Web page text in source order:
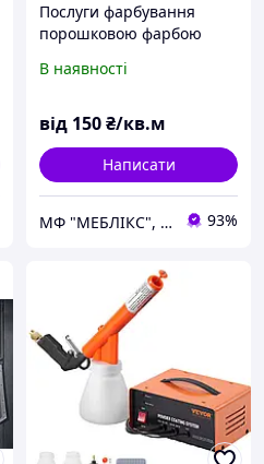
Послуги фарбування
порошковою фарбою
В наявності
від 150₴/кв.м
Написати
МФ "МЕБЛІКС", MEBLIX™ 93%